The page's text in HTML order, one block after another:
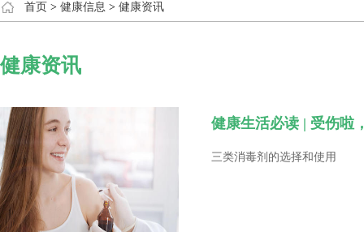
首页 > 健康信息 > 健康资讯
健康资讯
健康生活必读 | 受伤啦
三类消毒剂的选择和使用